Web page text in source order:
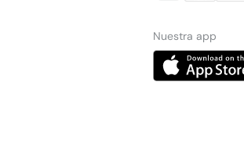
Nuestra app